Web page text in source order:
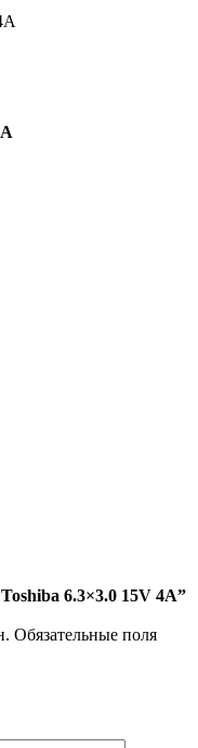
6.3×3.0 15V 4A”
Обязательные поля